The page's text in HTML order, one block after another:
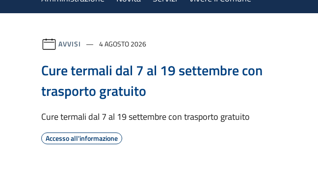
AVVISI 4 AGOSTO 2026
Cure termali dal 7 al 19 settembre con
trasporto gratuito
Cure termali dal 7 al 19 settembre con trasporto gratuito
Accesso all'informazione